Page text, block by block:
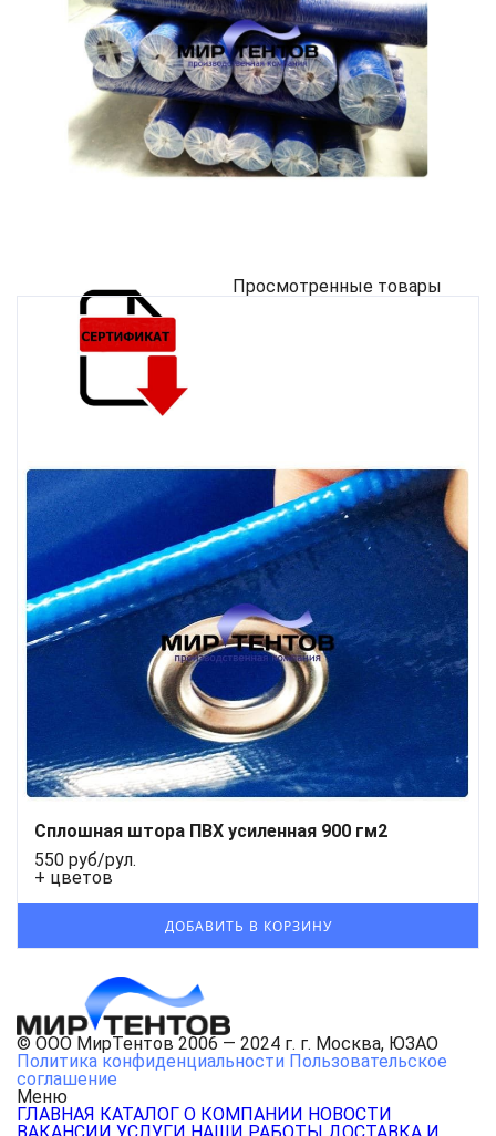
Просмотренные товары
Сплошная штора ПВХ усиленная 900 гм2
550 руб/рул.
+ цветов
© ООО МирТентов 2006 — 2024 г. г. Москва, ЮЗАО
Политика конфиденциальности Пользовательское
соглашение
Меню
ГЛАВНАЯ КАТАЛОГ О КОМПАНИИ НОВОСТИ